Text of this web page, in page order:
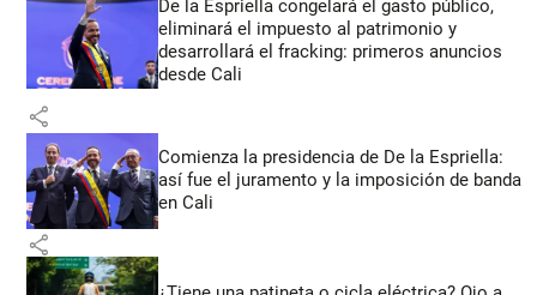
De la Espriella congelará el gasto público,
eliminará el impuesto al patrimonio y
desarrollará el fracking: primeros anuncios
desde Cali
share
Comienza la presidencia de De la Espriella:
así fue el juramento y la imposición de banda
en Cali
share